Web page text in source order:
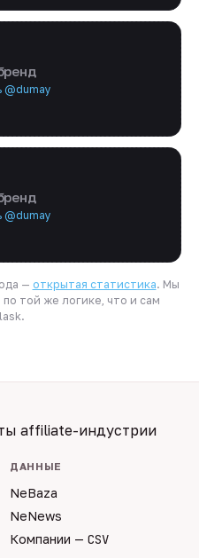
@dumay
@dumay
— открытая статистика. Мы
той же логике, что и сам
affiliate-индустрии
ДАННЫЕ
NeBaza
NeNews
Компании — CSV